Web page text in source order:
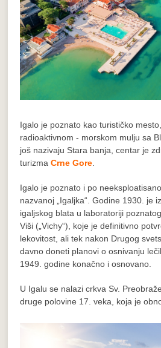
Igalo je poznato kao turističko
radioaktivnom - morskom mulju sa
još nazivaju Stara banja, centar je
turizmaCrne Gore.
Igalo je poznato i po
nazvanoj „Igaljka“. Godine 1930. je
igaljskog blata u laboratoriji
Viši („Vichy“), koje je definitivno
lekovitost, ali tek nakon Drugog
davno doneti planovi o osnivanju
1949. godine konačno i osnovano.
U Igalu se nalazi crkva Sv.
druge polovine 17. veka, koja je